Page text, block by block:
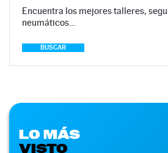
Encuentra los mejores talleres,
neumáticos…
BUSCAR
LO MÁS
VISTO